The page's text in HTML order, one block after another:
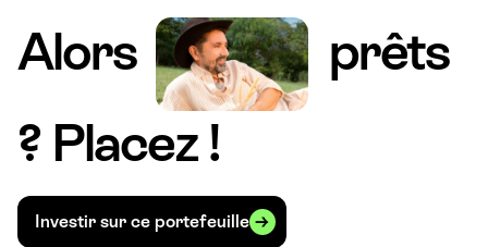
Alors
prêts
? Placez !
Investir sur ce portefeuille